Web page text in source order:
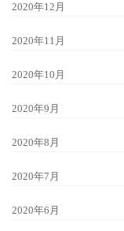
2020年12月
2020年11月
2020年10月
2020年9月
2020年8月
2020年7月
2020年6月